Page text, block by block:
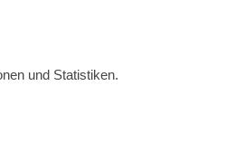
und Statistiken.